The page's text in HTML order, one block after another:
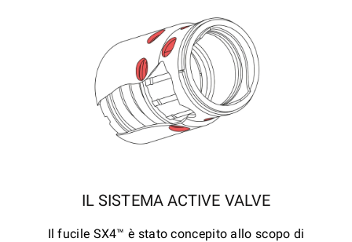
IL SISTEMA ACTIVE VALVE
Il fucile SX4™ è stato concepito allo scopo di